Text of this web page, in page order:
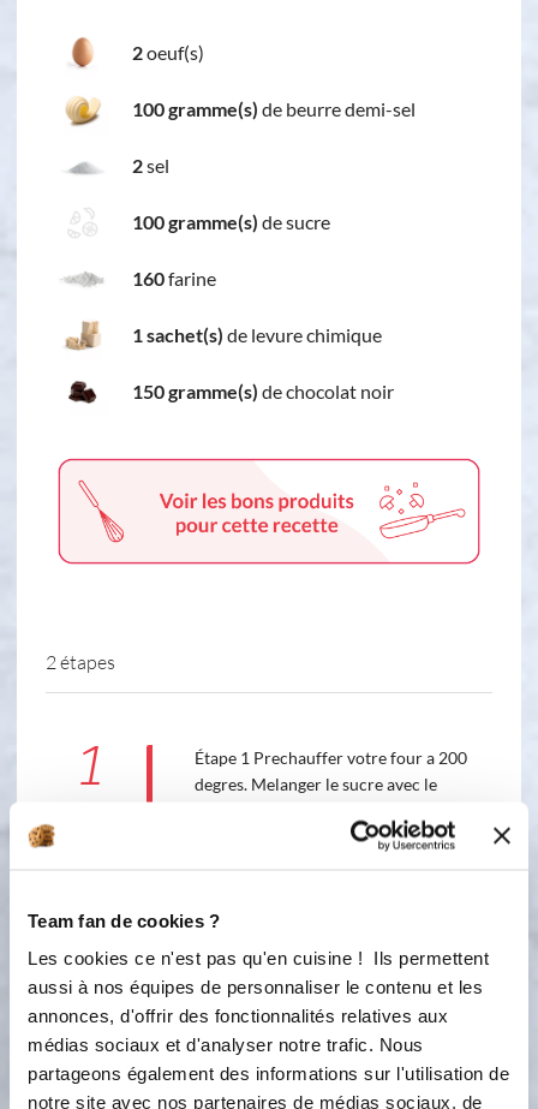
Team fan de cookies ?
Les cookies ce n'est pas qu'en cuisine ! Ils permettent
aussi à nos équipes de personnaliser le contenu et les
annonces, d'offrir des fonctionnalités relatives aux
médias sociaux et d'analyser notre trafic. Nous
partageons également des informations sur l'utilisation de
notre site avec nos partenaires de médias sociaux, de
2oeuf(s)
100 gramme(s) de beurre demi-sel
2sel
100 gramme(s) de sucre
160farine
1 sachet(s) de levure chimique
150 gramme(s) de chocolat noir
2 étapes
1
Étape 1 Prechauffer votre four a 200
degres. Melanger le sucre avec le
blanchisse. Ajouter les oeufs en
empruntes au 2/3. Placer la
minutes. Mettez au four et baisser la
température à 150°C. Cuire 20
minutes.
2
Étape 2 Faire fondre le chocolat au